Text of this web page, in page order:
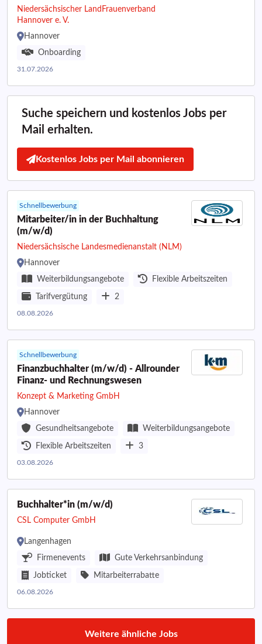
Niedersächsischer LandFrauenverband
Hannover e. V.
Hannover
Onboarding
31.07.2026
Suche speichern und kostenlos Jobs per
Mail erhalten.
Kostenlos Jobs per Mail abonnieren
Schnellbewerbung
Mitarbeiter/in in der Buchhaltung
(m/w/d)
Niedersächsische Landesmedienanstalt (NLM)
Hannover
Weiterbildungsangebote
Flexible Arbeitszeiten
Tarifvergütung 2
08.08.2026
Schnellbewerbung
Finanzbuchhalter (m/w/d) - Allrounder
Finanz- und Rechnungswesen
Konzept & Marketing GmbH
Hannover
Gesundheitsangebote
Weiterbildungsangebote
Flexible Arbeitszeiten 3
03.08.2026
Buchhalter*in (m/w/d)
CSL Computer GmbH
Langenhagen
Firmenevents
Gute Verkehrsanbindung
Jobticket Mitarbeiterrabatte
06.08.2026
Weitere ähnliche Jobs